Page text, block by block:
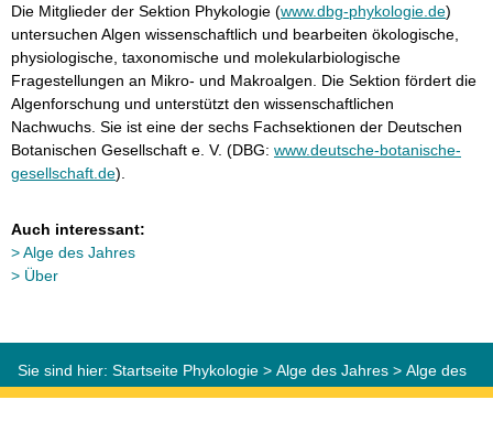
Die Mitglieder der Sektion Phykologie (www.dbg-phykologie.de)
untersuchen Algen wissenschaftlich und bearbeiten ökologische,
physiologische, taxonomische und molekularbiologische
Fragestellungen an Mikro- und Makroalgen. Die Sektion fördert die
Algenforschung und unterstützt den wissenschaftlichen
Nachwuchs. Sie ist eine der sechs Fachsektionen der Deutschen
Botanischen Gesellschaft e. V. (DBG: www.deutsche-botanische-
gesellschaft.de).
Auch interessant:
Alge des Jahres
Über
Sie sind hier: Startseite Phykologie > Alge des Jahres > Alge des